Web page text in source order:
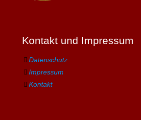
Kontakt und Impressum
Datenschutz
Impressum
Kontakt